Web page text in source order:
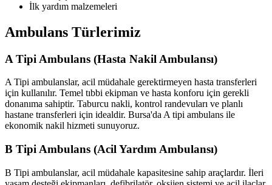
İlk yardım malzemeleri
Ambulans Türlerimiz
A Tipi Ambulans (Hasta Nakil Ambulansı)
A Tipi ambulanslar, acil müdahale gerektirmeyen hasta transferleri
için kullanılır. Temel tıbbi ekipman ve hasta konforu için gerekli
donanıma sahiptir. Taburcu nakli, kontrol randevuları ve planlı
hastane transferleri için idealdir. Bursa'da A tipi ambulans ile
ekonomik nakil hizmeti sunuyoruz.
B Tipi Ambulans (Acil Yardım Ambulansı)
B Tipi ambulanslar, acil müdahale kapasitesine sahip araçlardır. İleri